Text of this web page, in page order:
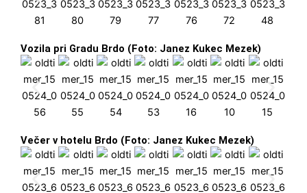
Vozila pri Gradu Brdo (Foto: Janez Kukec Mezek)
Večer v hotelu Brdo (Foto: Janez Kukec Mezek)